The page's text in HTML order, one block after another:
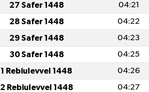
27 Safer 1448 04:21
28 Safer 1448 04:22
29 Safer 1448 04:23
30 Safer 1448 04:25
1 Rebiulevvel 1448 04:26
2 Rebiulevvel 1448 04:27